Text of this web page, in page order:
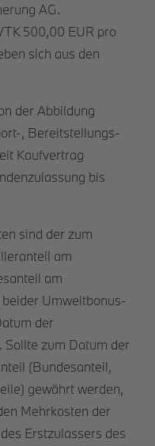
AG.
500,00 EUR pro
sich aus den
der Abbildung
, Bereitstellungs-
Kaufvertrag
bis
sind der zum
am
am
Umweltbonus-
der
Sollte zum Datum der
(Bundesanteil,
gewährt werden,
Mehrkosten der
Erstzulassers des